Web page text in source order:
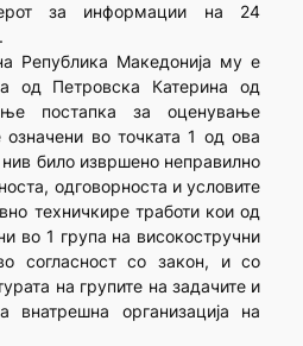
за информации на 24
Република Македонија му е
од Петровска Катерина од
постапка за оценување
означени во точката 1 од ова
било извршено неправилно
одговорноста и условите
техничкире тработи кои од
во 1 група на високостручни
согласност со закон, и со
на групите на задачите и
внатрешна организација на